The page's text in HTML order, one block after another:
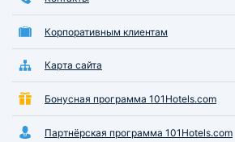
Корпоративным клиентам
Карта сайта
Бонусная программа 101Hotels.com
Партнёрская программа 101Hotels.com